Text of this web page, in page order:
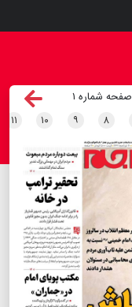
صفحه شماره ۱
۸ ۹ ۱۰ ۱۱